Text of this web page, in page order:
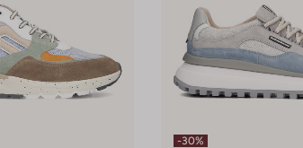
-30%